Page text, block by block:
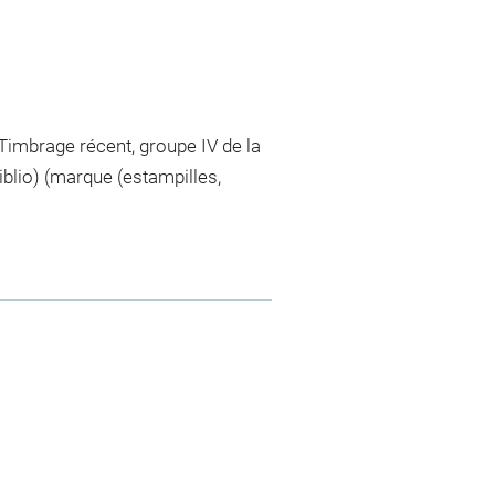
récent, groupe IV de la
(marque (estampilles,